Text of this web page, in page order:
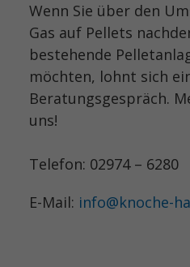
Wenn Sie über den
Gas auf Pellets
bestehende
möchten, lohnt sich
Beratungsgespräch.
uns!
Telefon: 02974 – 6280
E-Mail: info@knoche-